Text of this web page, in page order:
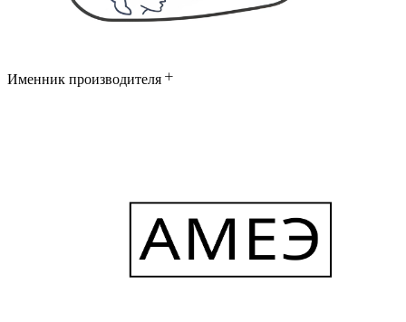
Именник производителя